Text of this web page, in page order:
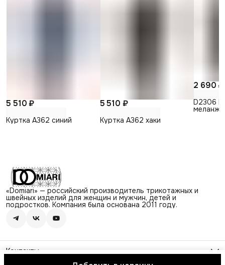
5 510 ₽
Куртка А362 синий
5 510 ₽
Куртка А362 хаки
2 690 ₽
D2306
меланж
«Domiari» — российский производитель трикотажных и
швейных изделий для женщин и мужчин, детей и
подростков. Компания была основана 2011 году.
Контакты